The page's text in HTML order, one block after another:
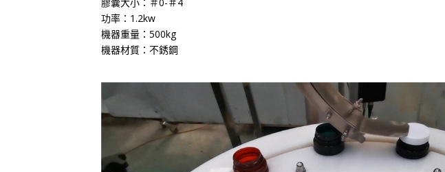
功率：1.2kw
機器重量：500kg
機器材質：不銹鋼